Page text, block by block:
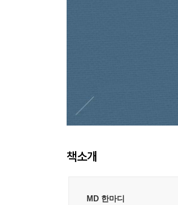
책소개
MD 한마디